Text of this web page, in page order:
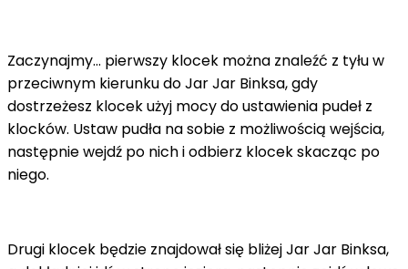
Zaczynajmy… pierwszy klocek można znaleźć z tyłu w
przeciwnym kierunku do Jar Jar Binksa, gdy
dostrzeżesz klocek użyj mocy do ustawienia pudeł z
klocków. Ustaw pudła na sobie z możliwością wejścia,
następnie wejdź po nich i odbierz klocek skacząc po
niego.
Drugi klocek będzie znajdował się bliżej Jar Jar Binksa,